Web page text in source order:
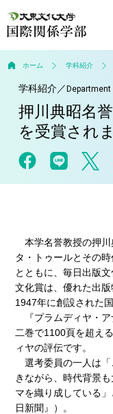
ホーム 学科紹介
学科紹介／Department
押川典昭名
を受賞され
本学名誉教授の押川
タ・トゥールとその
とともに、毎日出版
文化賞は、優れた出
1947年に創設された
『プラムディヤ・ア
二巻で1100頁を超え
ィヤの評伝です。
選考委員の一人は「
きながら、時代背景
マを織り成している
日新聞』）。